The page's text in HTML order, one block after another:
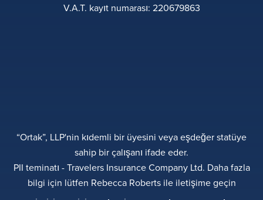
V.A.T. kayıt numarası: 220679863
“Ortak”, LLP'nin kıdemli bir üyesini veya eşdeğer statüye
sahip bir çalışanı ifade eder.
PII teminatı - Travelers Insurance Company Ltd. Daha fazla
bilgi için lütfen Rebecca Roberts ile iletişime geçin